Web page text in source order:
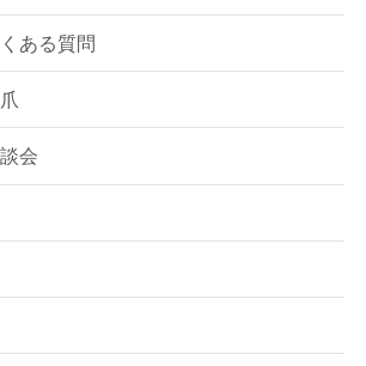
ある質問
会